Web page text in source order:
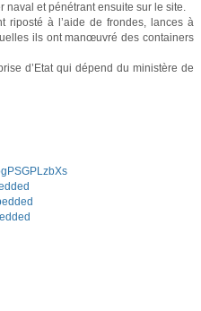
naval et pénétrant ensuite sur le site.
riposté à l’aide de frondes, lances à
ils ont manœuvré des containers
d’Etat qui dépend du ministère de